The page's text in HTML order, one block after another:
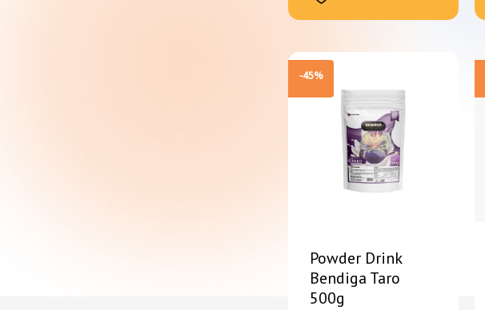
-45%
Powder Drink
Bendiga Taro
500g